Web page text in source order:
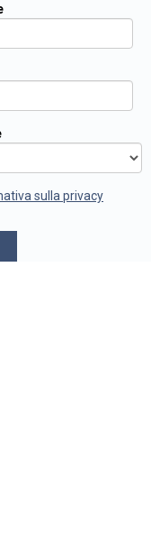
sulla privacy